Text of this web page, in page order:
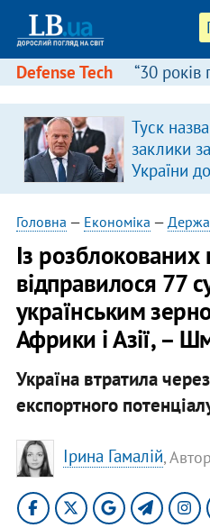
Defense Tech “30 років
Туск
заклики
України
риторику
Головна — Економіка —
Із розблокованих
відправилося 77
українським
Африки і Азії, –
Україна втратила
експортного
Ірина Гамалій,